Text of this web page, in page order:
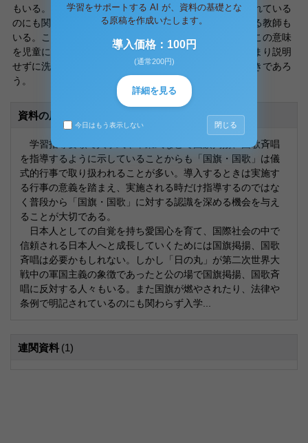
もいる。また国旗が燃やされたり、法律や条例で明記されている
のにも関わらず入学式や卒業式で国歌斉唱を拒んだりする教師も
いる。このことも含め抽象的な概念であるため小学校でこの意味
を児童に伝えるのはなかなか難しい。だからと言ってあまり説明
せずに洗脳するような形で導入することだけは避けるべきであろ
う。
資料の原本内容
学習指導要領で入学式や卒業式などで国旗掲揚、国歌斉唱
を指導するように示していることからも「国旗・国歌」は儀
式的行事で取り扱われることが多い。導入するときは実施す
る行事の意義を踏まえ、実施される時だけ指導するのではな
く普段から「国旗・国歌」に対する認識を深める機会を与え
ることが大切である。
日本人としての自覚を持ち愛国心を育て、国際社会の中で
信頼される日本人へと成長していくためには国旗掲揚、国歌
斉唱は必要かもしれない。しかし「日の丸」が第二次世界大
戦中の軍国主義の象徴であったと公の場で国旗掲揚、国歌斉
唱に反対する人々もいる。また国旗が燃やされたり、法律や
条例で明記されているのにも関わらず入学...
連関資料 (1)
学習をサポートする AI が、資料の基礎とな
る原稿を作成いたします。
導入価格：100円
(通常200円)
詳細を見る
今日はもう表示しない 閉じる